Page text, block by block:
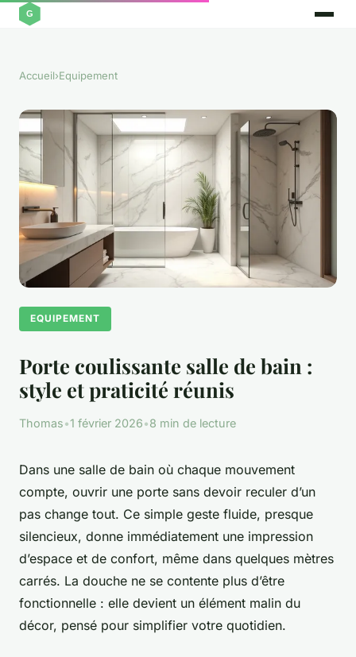
Accueil›Equipement
EQUIPEMENT
Porte coulissante salle de bain :
style et praticité réunis
Thomas•1 février 2026•8 min de lecture
Dans une salle de bain où chaque mouvement
compte, ouvrir une porte sans devoir reculer d’un
pas change tout. Ce simple geste fluide, presque
silencieux, donne immédiatement une impression
d’espace et de confort, même dans quelques mètres
carrés. La douche ne se contente plus d’être
fonctionnelle : elle devient un élément malin du
décor, pensé pour simplifier votre quotidien.